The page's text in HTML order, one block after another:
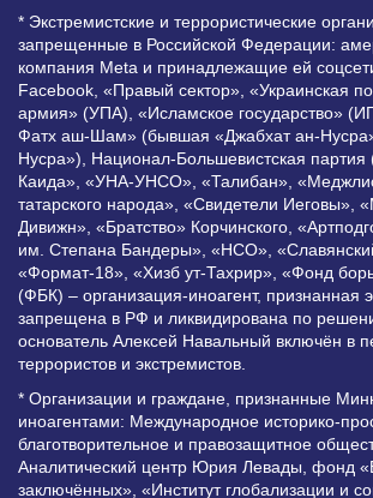
* Экстремистские и террористические
запрещенные в Российской Федерации:
компания Meta и принадлежащие ей
Facebook, «Правый сектор», «Украинская
армия» (УПА), «Исламское государство»
Фатх аш-Шам» (бывшая «Джабхат ан-
Нусра»), Национал-Большевистская
Каида», «УНА-УНСО», «Талибан»,
татарского народа», «Свидетели Иеговы»,
Дивижн», «Братство» Корчинского,
им. Степана Бандеры», «НСО»,
«Формат-18», «Хизб ут-Тахрир», «Фонд
(ФБК) – организация-иноагент, признанная
запрещена в РФ и ликвидирована по
основатель Алексей Навальный включён в
террористов и экстремистов.
* Организации и граждане, признанные
иноагентами: Международное историко-
благотворительное и правозащитное
Аналитический центр Юрия Левады, фонд
заключённых», «Институт глобализации и